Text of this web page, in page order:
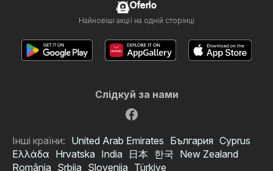
Oferlo
Найновіші акції на одній сторінці
Слідкуй за нами
Інші країни: United Arab Emirates България Cyprus
Ελλάδα Hrvatska India 日本 한국 New Zealand
România Srbija Slovenija Türkiye